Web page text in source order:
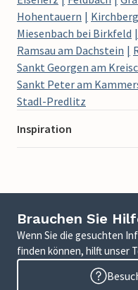
Hohentauern
Miesenbach bei Birkfeld
Ramsau am Dachstein
Sankt Georgen am
Sankt Peter am
Stadl-Predlitz
Inspiration
Brauchen Sie
Wenn Sie die gesuchten
finden können, hilft unser